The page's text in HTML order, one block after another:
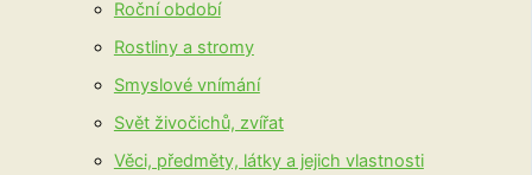
Roční období
Rostliny a stromy
Smyslové vnímání
Svět živočichů, zvířat
Věci, předměty, látky a jejich vlastnosti